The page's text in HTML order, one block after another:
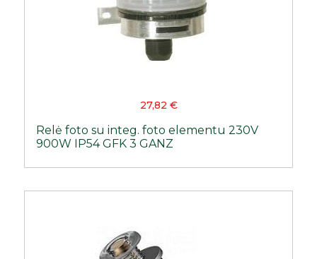
Relė foto su integ. foto elementu 230V
900W IP54 GFK 3 GANZ
27,82 €